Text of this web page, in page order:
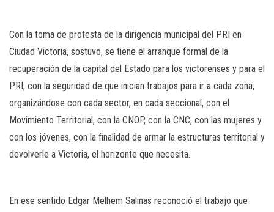
Con la toma de protesta de la dirigencia municipal del PRI en
Ciudad Victoria, sostuvo, se tiene el arranque formal de la
recuperación de la capital del Estado para los victorenses y para el
PRI, con la seguridad de que inician trabajos para ir a cada zona,
organizándose con cada sector, en cada seccional, con el
Movimiento Territorial, con la CNOP, con la CNC, con las mujeres y
con los jóvenes, con la finalidad de armar la estructuras territorial y
devolverle a Victoria, el horizonte que necesita.
En ese sentido Edgar Melhem Salinas reconoció el trabajo que